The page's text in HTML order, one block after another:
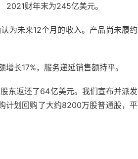
2021财年末为245亿美元。
为未来12个月的收入。产品尚未履约
长17%，服务递延销售额持平。
东返还了64亿美元。我们宣布并派发
计划回购了大约8200万股普通股，平